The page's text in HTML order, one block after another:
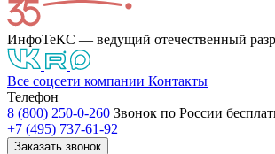
ИнфоТеКС — ведущий отечественный
Все соцсети компании Контакты
Телефон
8 (800) 250-0-260 Звонок по России
+7 (495) 737-61-92
Заказать звонок